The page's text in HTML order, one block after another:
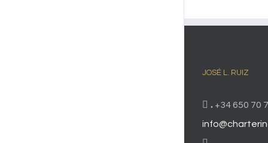
JOSÉ L. RUIZ
. +34 650 70